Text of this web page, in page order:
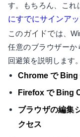
す。もちろん、これ
にすでにサインア
このガイドでは、
任意のブラウザーか
回避策を説明します。
Chrome で Bing
Firefox で Bing
ブラウザの編集
クセス